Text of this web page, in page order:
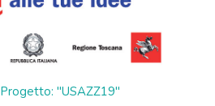
Progetto: "USAZZ19"